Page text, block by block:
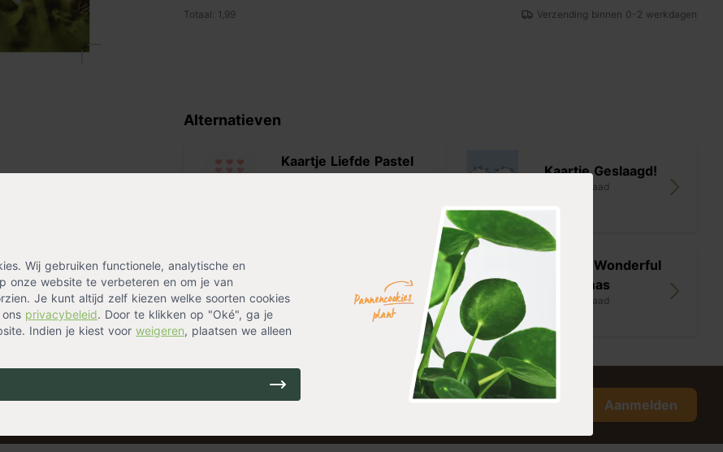
Wij gebruiken functionele, analytische en
onze website te verbeteren en om je van
Je kunt altijd zelf kiezen welke soorten cookies
privacybeleid. Door te klikken op "Oké", ga je
Indien je kiest voor weigeren, plaatsen we alleen
Totaal: 1,99 Verzending binnen 0-2 werkdagen
zorgen ervoor dat de
Alternatieven
Kaartje Liefde Pastel
Kaartje Geslaagd!
op voorraad
1,99
Kaartje Wonderful
Christmas
op voorraad
Laat je emailadres achter en ontvang eenmalig
Aanmelden